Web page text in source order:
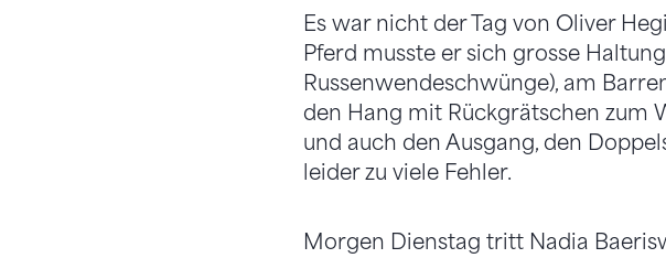
Es war nicht der Tag von Oliver
Pferd musste er sich grosse
Russenwendeschwünge), am
den Hang mit Rückgrätschen zum
und auch den Ausgang, den
leider zu viele Fehler.
Morgen Dienstag tritt Nadia